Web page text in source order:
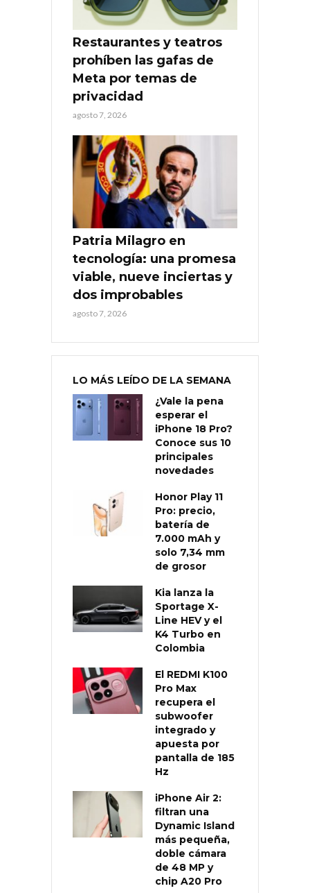
Restaurantes y teatros
prohíben las gafas de
Meta por temas de
privacidad
agosto 7, 2026
Patria Milagro en
tecnología: una promesa
viable, nueve inciertas y
dos improbables
agosto 7, 2026
LO MÁS LEÍDO DE LA SEMANA
¿Vale la pena
esperar el
iPhone 18 Pro?
Conoce sus 10
principales
novedades
Honor Play 11
Pro: precio,
batería de
7.000 mAh y
solo 7,34 mm
de grosor
Kia lanza la
Sportage X-
Line HEV y el
K4 Turbo en
Colombia
El REDMI K100
Pro Max
recupera el
subwoofer
integrado y
apuesta por
pantalla de 185
Hz
iPhone Air 2:
filtran una
Dynamic Island
más pequeña,
doble cámara
de 48 MP y
chip A20 Pro